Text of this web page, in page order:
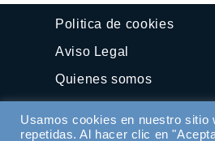
Politica de cookies
Aviso Legal
Quienes somos
Usamos cookies en nuestro sitio
repetidas. Al hacer clic en